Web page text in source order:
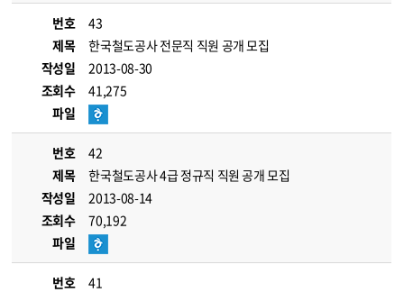
번호
43
제목
한국철도공사 전문직 직원 공개 모집
작성일
2013-08-30
조회수
41,275
파일
번호
42
제목
한국철도공사 4급 정규직 직원 공개 모집
작성일
2013-08-14
조회수
70,192
파일
번호
41